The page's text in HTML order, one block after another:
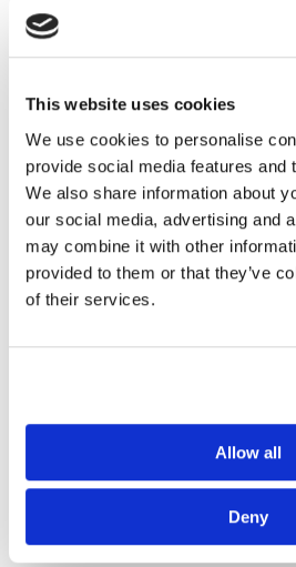
This website uses cookies
We use cookies to personalise
provide social media features and
We also share information about
our social media, advertising and
may combine it with other
provided to them or that they’ve
of their services.
Allow all
Deny
Agnieszka Brytan-
marketingowego związana z
lat. Jest doświadczonym
w zakresie pozycjonowania
insightów i potrzeb
produktowych, koncepcji
i...